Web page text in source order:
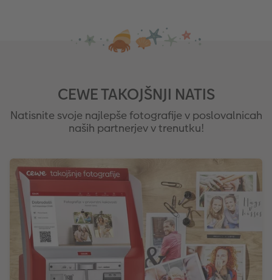
CEWE TAKOJŠNJI NATIS
Natisnite svoje najlepše fotografije v poslovalnicah
naših partnerjev v trenutku!